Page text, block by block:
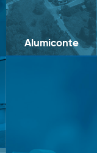
Alumiconte